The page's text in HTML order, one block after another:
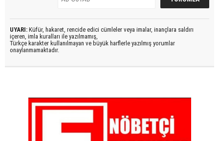
UYARI: Küfür, hakaret, rencide edici cümleler veya imalar, inançlara saldırı
içeren, imla kuralları ile yazılmamış,
Türkçe karakter kullanılmayan ve büyük harflerle yazılmış yorumlar
onaylanmamaktadır.